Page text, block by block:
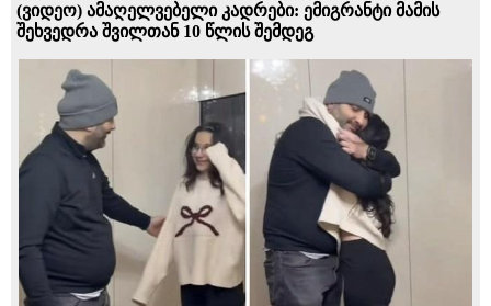
(ვიდეო) ამაღელვებელი კადრები: ემიგრანტი მამის
შეხვედრა შვილთან 10 წლის შემდეგ